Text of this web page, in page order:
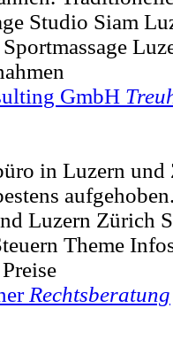
Studio Siam
GmbH
in Luzern
Luzern Zürich
Theme
Rechtsberatung